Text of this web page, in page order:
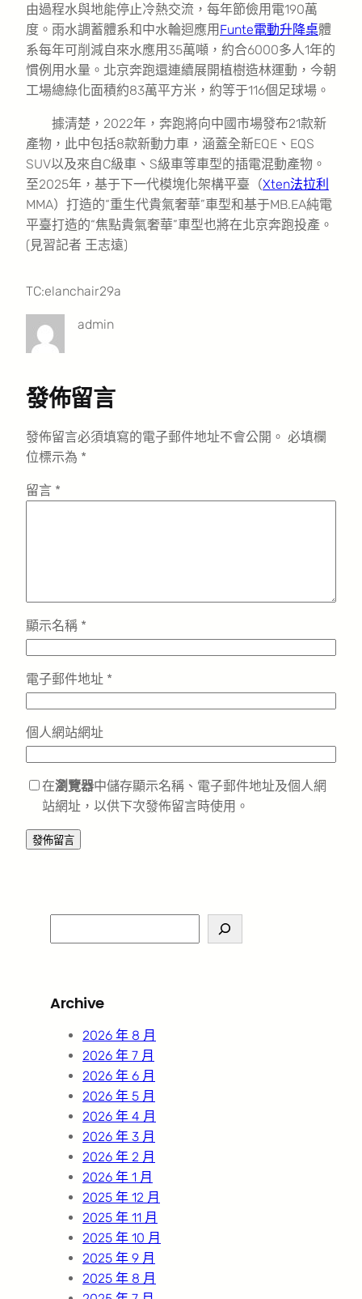
由過程水與地能停止冷熱交流，每年節儉用電190萬
度。雨水調蓄體系和中水輪迴應用 Funte電動升降桌體
系每年可削減自來水應用35萬噸，約合6000多人1年的
慣例用水量。北京奔跑還連續展開植樹造林運動，今朝
工場總綠化面積約83萬平方米，約等于116個足球場。
據清楚，2022年，奔跑將向中國市場發布21款新
產物，此中包括8款新動力車，涵蓋全新EQE、EQS
SUV以及來自C級車、S級車等車型的插電混動產物。
至2025年，基于下一代模塊化架構平臺（Xten法拉利
MMA）打造的“重生代貴氣奢華”車型和基于MB.EA純電
平臺打造的“焦點貴氣奢華”車型也將在北京奔跑投產。
(見習記者 王志遠)
TC:elanchair29a
admin
發佈留言
發佈留言必須填寫的電子郵件地址不會公開。 必填欄
位標示為 *
留言 *
顯示名稱 *
電子郵件地址 *
個人網站網址
在瀏覽器中儲存顯示名稱、電子郵件地址及個人網
站網址，以供下次發佈留言時使用。
e
c
Archive
2026 年 8 月
2026 年 7 月
2026 年 6 月
2026 年 5 月
2026 年 4 月
2026 年 3 月
2026 年 2 月
2026 年 1 月
2025 年 12 月
2025 年 11 月
2025 年 10 月
2025 年 9 月
2025 年 8 月